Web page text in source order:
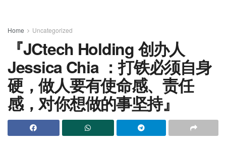
Home Uncategorized
『JCtech Holding 创办人
Jessica Chia ：打铁必须自身
硬，做人要有使命感、责任
感，对你想做的事坚持』